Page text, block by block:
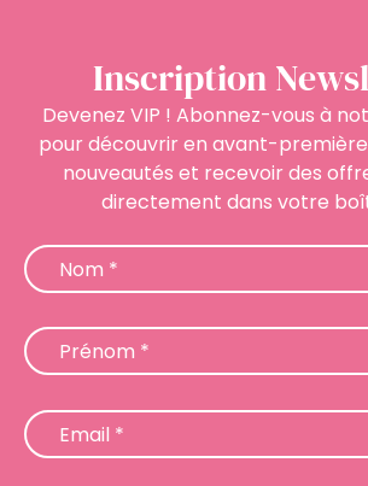
Inscription
Devenez VIP ! Abonnez-vous à
pour découvrir en avant-
nouveautés et recevoir des
directement dans votre
Nom *
Prénom *
Email *